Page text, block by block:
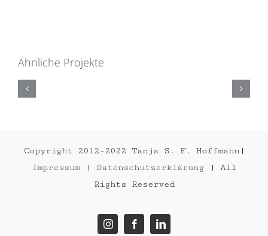
Ähnliche Projekte
S‘CUSE
Copyright 2012-2022 Tanja S. F. Hoffmann|
Impressum| Datenschutzerklärung | All
Rights Reserved
InstagramFacebookLinkedIn